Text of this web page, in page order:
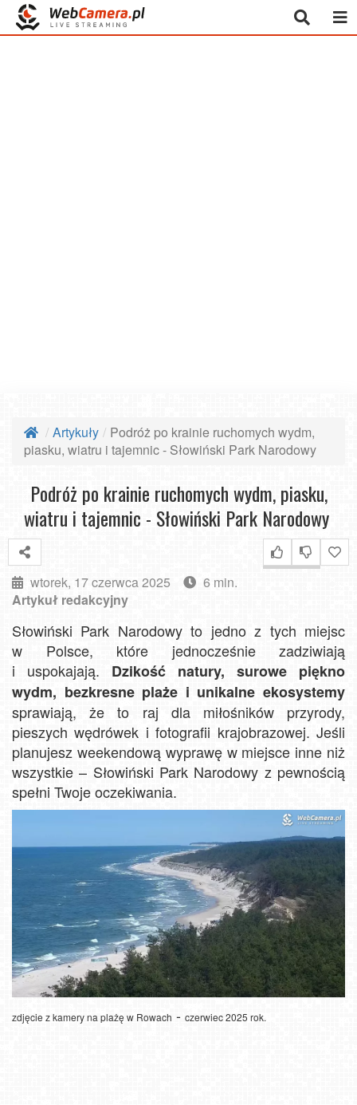
Artykuły
Podróż po krainie ruchomych wydm,
piasku, wiatru i tajemnic - Słowiński Park Narodowy
Podróż po krainie ruchomych wydm, piasku,
wiatru i tajemnic - Słowiński Park Narodowy
wtorek, 17 czerwca 2025
6 min.
Artykuł redakcyjny
Słowiński Park Narodowy to jedno z tych miejsc
w Polsce, które jednocześnie zadziwiają
i uspokajają. Dzikość natury, surowe piękno
wydm, bezkresne plaże i unikalne ekosystemy
sprawiają, że to raj dla miłośników przyrody,
pieszych wędrówek i fotografii krajobrazowej. Jeśli
planujesz weekendową wyprawę w miejsce inne niż
wszystkie – Słowiński Park Narodowy z pewnością
spełni Twoje oczekiwania.
zdjęcie z kamery na plażę w Rowach - czerwiec 2025 rok.